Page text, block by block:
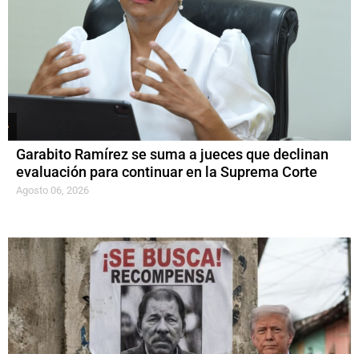
Garabito Ramírez se suma a jueces que declinan
evaluación para continuar en la Suprema Corte
Agosto 06, 2026